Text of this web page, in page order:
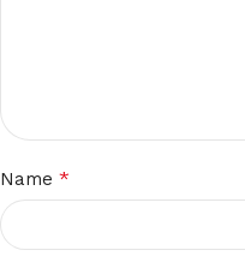
Name *